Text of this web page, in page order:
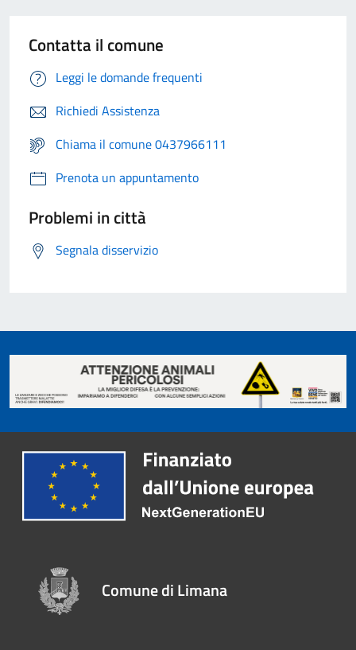
Contatta il comune
Leggi le domande frequenti
Richiedi Assistenza
Chiama il comune 0437966111
Prenota un appuntamento
Problemi in città
Segnala disservizio
Comune di Limana